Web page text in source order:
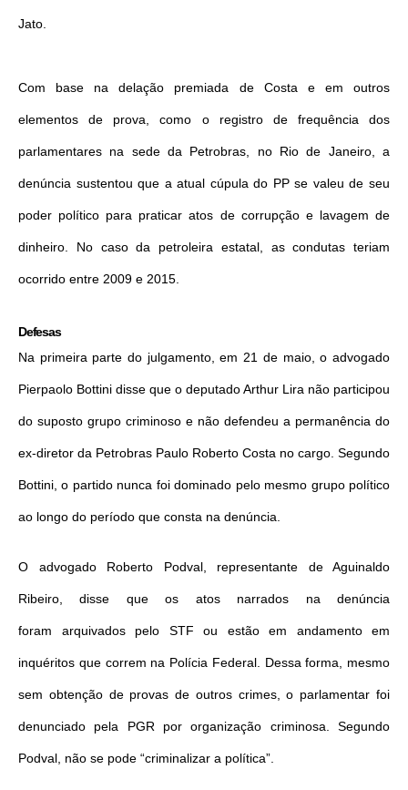
Jato.
Com base na delação premiada de Costa e em outros
elementos de prova, como o registro de frequência dos
parlamentares na sede da Petrobras, no Rio de Janeiro, a
denúncia sustentou que a atual cúpula do PP se valeu de seu
poder político para praticar atos de corrupção e lavagem de
dinheiro. No caso da petroleira estatal, as condutas teriam
ocorrido entre 2009 e 2015.
Defesas
Na primeira parte do julgamento, em 21 de maio, o advogado
Pierpaolo Bottini disse que o deputado Arthur Lira não participou
do suposto grupo criminoso e não defendeu a permanência do
ex-diretor da Petrobras Paulo Roberto Costa no cargo. Segundo
Bottini, o partido nunca foi dominado pelo mesmo grupo político
ao longo do período que consta na denúncia.
O advogado Roberto Podval, representante de Aguinaldo
Ribeiro, disse que os atos narrados na denúncia
foram arquivados pelo STF ou estão em andamento em
inquéritos que correm na Polícia Federal. Dessa forma, mesmo
sem obtenção de provas de outros crimes, o parlamentar foi
denunciado pela PGR por organização criminosa. Segundo
Podval, não se pode “criminalizar a política”.